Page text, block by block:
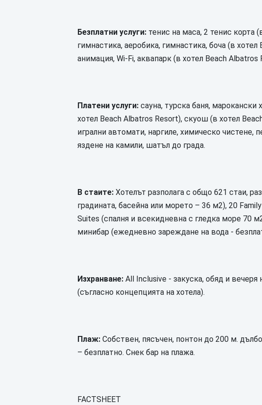
Безплатни услуги: тенис на маса, 2 тенис корта
гимнастика, аеробика, гимнастика, боча (в
анимация, Wi-Fi, аквапарк (в хотел Beach Albatros
Платени услуги: сауна, турска баня,
хотел Beach Albatros Resort), скуош (в хотел
игрални автомати, наргиле, химическо чистене,
яздене на камили, шатъл до града.
В стаите: Хотелът разполага с общо 621 стаи,
градината, басейна или морето – 36 м2), 20
Suites (спалня и всекидневна с гледка море 70
минибар (ежедневно зареждане на вода -
Изхранване: All Inclusive - закуска, обяд и
(съгласно концепцията на хотела).
Плаж: Собствен, пясъчен, понтон до 200 м.
– безплатно. Снек бар на плажа.
FACTSHEET